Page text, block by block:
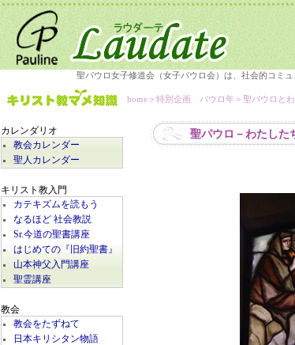
聖パウロ女子修道会（女子パウロ会）は、社会的コミ
カレンダリオ
教会カレンダー
聖人カレンダー
キリスト教入門
カテキズムを読もう
なるほど 社会教説
Sr.今道の聖書講座
はじめての『旧約聖書』
山本神父入門講座
聖霊講座
教会
教会をたずねて
日本キリシタン物語
home ＞ 特別企画 パウロ年 ＞聖パウロと
聖パウロ－わたした